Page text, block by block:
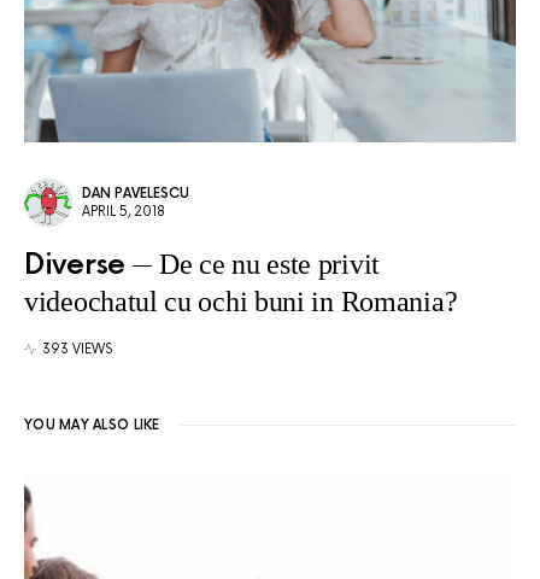
DAN PAVELESCU
APRIL 5, 2018
Diverse
De ce nu este privit
videochatul cu ochi buni in Romania?
393 VIEWS
YOU MAY ALSO LIKE